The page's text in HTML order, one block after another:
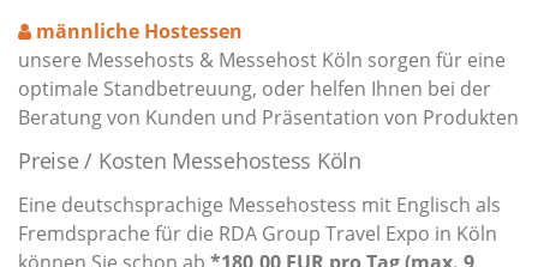
männliche Hostessen
unsere Messehosts & Messehost Köln sorgen für eine
optimale Standbetreuung, oder helfen Ihnen bei der
Beratung von Kunden und Präsentation von Produkten
Preise / Kosten Messehostess Köln
Eine deutschsprachige Messehostess mit Englisch als
Fremdsprache für die RDA Group Travel Expo in Köln